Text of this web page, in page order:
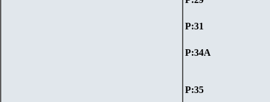
P:31
P:34A
P:35